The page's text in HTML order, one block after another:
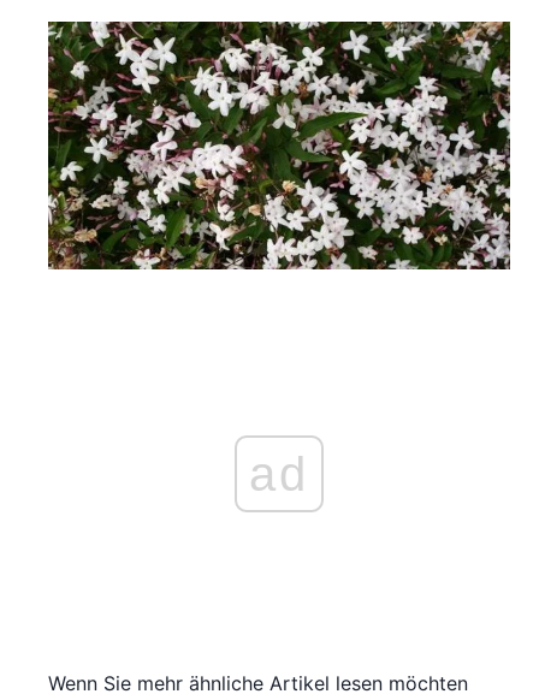
ad
Wenn Sie mehr ähnliche Artikel lesen möchten